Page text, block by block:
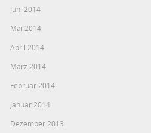
Juni 2014
Mai 2014
April 2014
März 2014
Februar 2014
Januar 2014
Dezember 2013